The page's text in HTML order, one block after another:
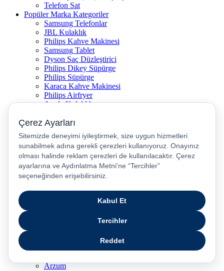
Telefon Sat
Popüler Marka Kategoriler
Samsung Telefonlar
JBL Kulaklık
Philips Kahve Makinesi
Samsung Tablet
Dyson Saç Düzleştirici
Philips Dikey Süpürge
Philips Süpürge
Karaca Kahve Makinesi
Philips Airfryer
Apple Kulaklık
Huawei Akıllı Saat
JBL Hoparlör
Apple Tablet
Xiaomi Telefon
Xiaomi Akıllı Saat
Samsung Akıllı Saat
Arzum